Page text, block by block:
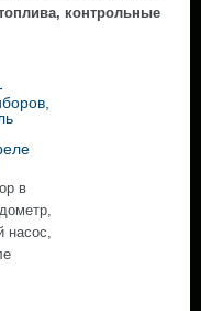
контрольные
в
насос,